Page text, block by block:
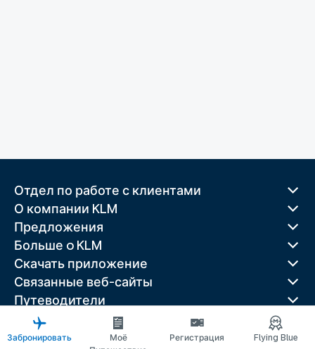
Отдел по работе с клиентами
О компании KLM
Предложения
Больше o KLM
Скачать приложение
Связанные веб-сайты
Путеводители
Лучшие направления
Популярные страны
Забронировать
Моё
Регистрация Flying Blue